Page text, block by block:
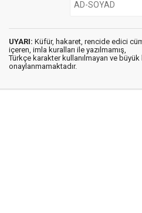
UYARI: Küfür, hakaret, rencide edici
içeren, imla kuralları ile yazılmamış,
Türkçe karakter kullanılmayan ve büyük
onaylanmamaktadır.